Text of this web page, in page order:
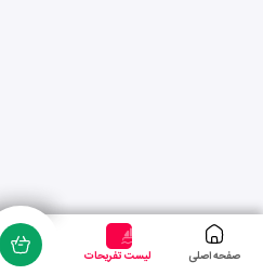
صفحه اصلی لیست تفریحات